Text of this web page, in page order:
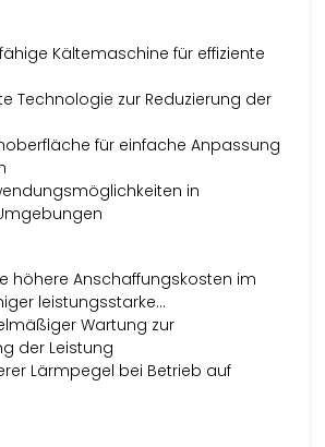
Kältemaschine für effiziente
Technologie zur Reduzierung der
für einfache Anpassung
in
höhere Anschaffungskosten im
leistungsstarke…
Wartung zur
der Leistung
Lärmpegel bei Betrieb auf